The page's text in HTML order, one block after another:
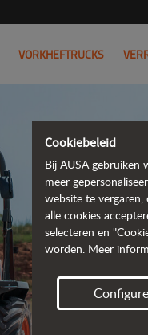
VORKHEFTRUCKS
Cookiebeleid
Bij AUSA gebruiken
meer
website te
alle cookies
selecteren en
worden. Meer